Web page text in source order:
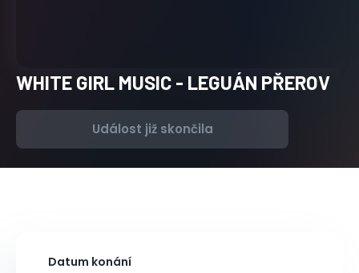
WHITE GIRL MUSIC - LEGUÁN PŘEROV
Událost již skončila
Datum konání